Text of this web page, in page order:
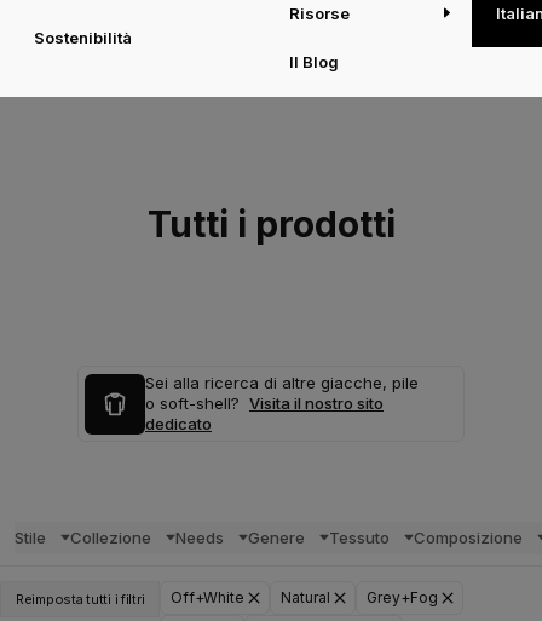
Sostenibilità
Risorse
Il Blog
Tutti i prodotti
Sei alla ricerca di altre giacche, pile
o soft-shell? Visita il nostro sito
dedicato
Stile Collezione Needs Genere Tessuto Composizione
Reimposta tutti i filtri Off+White Natural
Grey+Fog